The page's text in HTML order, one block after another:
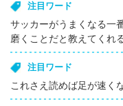
注目ワード
サッカーがうまくなる一
磨くことだと教えてくれ
注目ワード
これさえ読めば足が速く